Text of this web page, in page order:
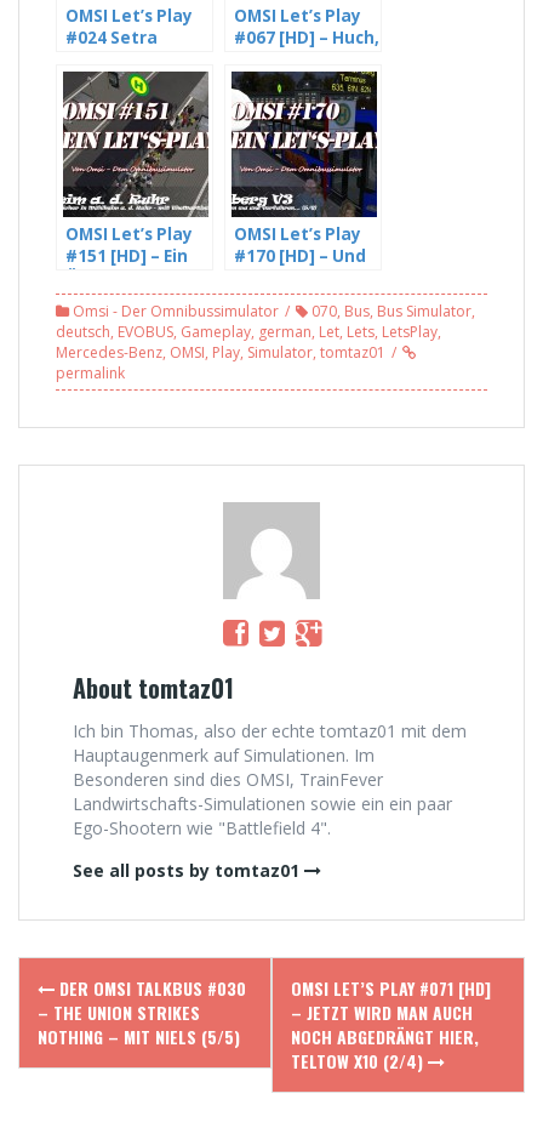
OMSI Let’s Play
#024 Setra
im Kreis
Mettmann [WIP]
(1/2) [HD]
OMSI Let’s Play
#067 [HD] – Huch,
PVG O405N in
Gothenberg
(3/3)
OMSI Let’s Play
#151 [HD] – Ein
Mülheim a. d.
Ruhr – mit
TheMartin55415
(2/5)
OMSI Let’s Play
#170 [HD] – Und
verfahren… –
mit reallocutus |
Freddy (5/6)
Omsi - Der Omnibussimulator 070, Bus, Bus Simulator,
deutsch, EVOBUS, Gameplay, german, Let, Lets, LetsPlay,
Mercedes-Benz, OMSI, Play, Simulator, tomtaz01
permalink
About tomtaz01
Ich bin Thomas, also der echte tomtaz01 mit dem
Hauptaugenmerk auf Simulationen. Im
Besonderen sind dies OMSI, TrainFever
Landwirtschafts-Simulationen sowie ein ein paar
Ego-Shootern wie "Battlefield 4".
See all posts by tomtaz01
Post
navigation
DER OMSI TALKBUS #030
– THE UNION STRIKES
NOTHING – MIT NIELS (5/5)
OMSI LET’S PLAY #071 [HD]
– JETZT WIRD MAN AUCH
NOCH ABGEDRÄNGT HIER,
TELTOW X10 (2/4)